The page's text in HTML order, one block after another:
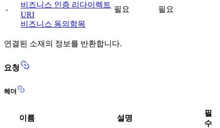
-
비즈니스 인증 리다이렉트
URI
비즈니스 동의항목
필요 필요
연결된 소재의 정보를 반환합니다.
요청
헤더
이름 설명
필
수